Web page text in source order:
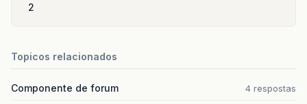
2
Topicos relacionados
Componente de forum 4 respostas